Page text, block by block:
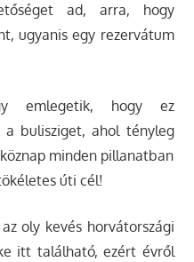
ad, arra, hogy
ugyanis egy rezervátum
emlegetik, hogy ez
a bulisziget, ahol tényleg
minden pillanatban
úti cél!
oly kevés horvátországi
itt található, ezért évről